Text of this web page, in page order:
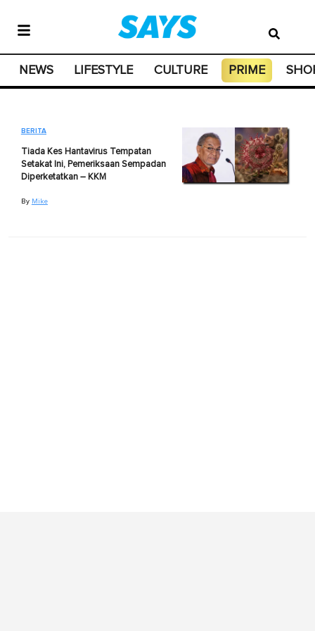
NEWS LIFESTYLE CULTURE PRIME
BERITA
Tiada Kes Hantavirus Tempatan
Setakat Ini, Pemeriksaan Sempadan
Diperketatkan – KKM
By Mike